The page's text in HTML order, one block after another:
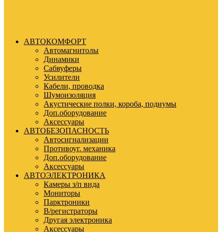
АВТОКОМФОРТ
Автомагнитолы
Динамики
Сабвуферы
Усилители
Кабели, проводка
Шумоизоляция
Акустические полки, короба, подиумы
Доп.оборудование
Аксессуары
АВТОБЕЗОПАСНОСТЬ
Автосигнализации
Противоуг. механика
Доп.оборудование
Аксессуары
АВТОЭЛЕКТРОНИКА
Камеры з/п вида
Мониторы
Парктроники
В/регистраторы
Другая электроника
Аксессуары